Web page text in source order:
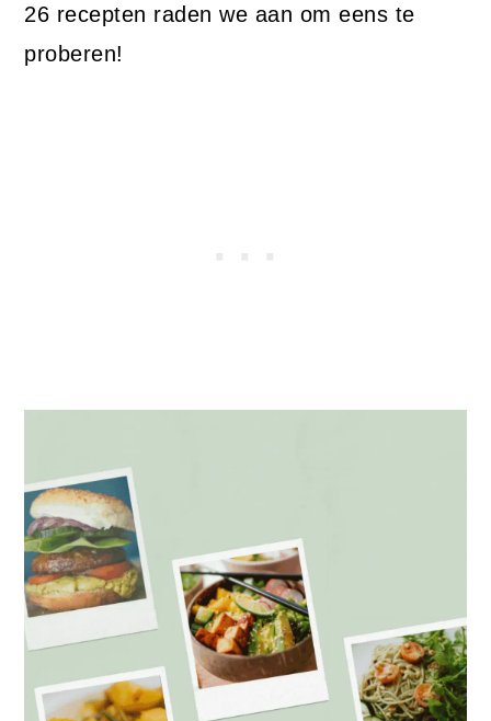
26 recepten raden we aan om eens te
proberen!